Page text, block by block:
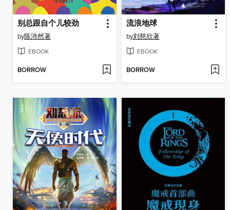
别总跟自个儿较劲
by陈沛然著
EBOOK
BORROW
流浪地球
by刘慈欣著
EBOOK
BORROW